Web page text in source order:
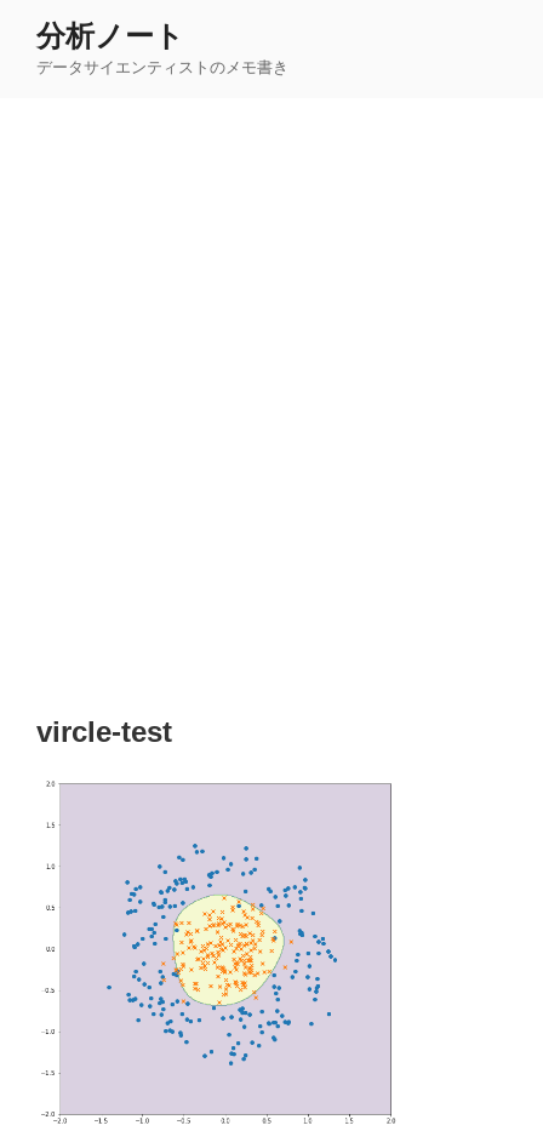
分析ノート
データサイエンティストのメモ書き
vircle-test